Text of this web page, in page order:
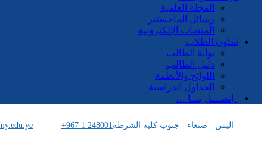
المجلة العلمية
رسائل الماجستير
المنصات الإلكترونية
شئون الطلاب
بوابة الطالب
دليل الطالب
اللوائح والأنظمة
الجداول الدراسية
إتصـــل بنــا …
اليمن - صنعاء - جنوب كلية الشرطة+967 1 248001